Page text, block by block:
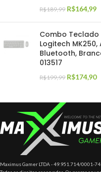
R$189,99 R$164,99
Combo Teclado
Logitech MK250,
Bluetooth,
013517
R$199,99 R$174,90
Maximus Gamer LTDA - 49.951.714/0001-74